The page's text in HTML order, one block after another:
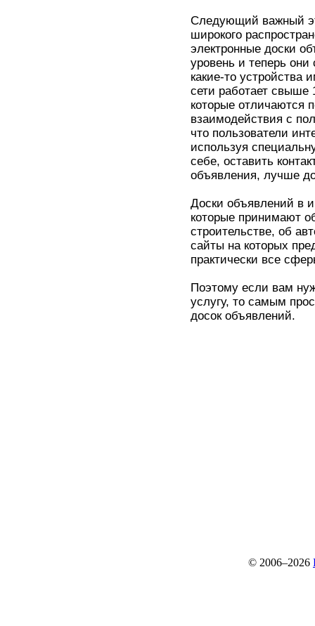
Следующий важный
широкого
электронные доски
уровень и теперь они
какие-то
сети работает свыше
которые отличаются
взаимодействия с
что пользователи
используя
себе, оставить
объявления, лучше
Доски объявлений в
которые принимают
строительстве, об
сайты на которых
практически все
Поэтому если вам
услугу, то самым
досок объявлений.
© 2006–2026